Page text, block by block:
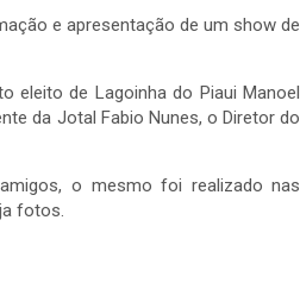
e apresentação de um show de
eleito de Lagoinha do Piaui Manoel
da Jotal Fabio Nunes, o Diretor do
amigos, o mesmo foi realizado nas
fotos.